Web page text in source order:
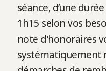
séance, d’une
1h15 selon vos
note d’honoraires
systématiquement